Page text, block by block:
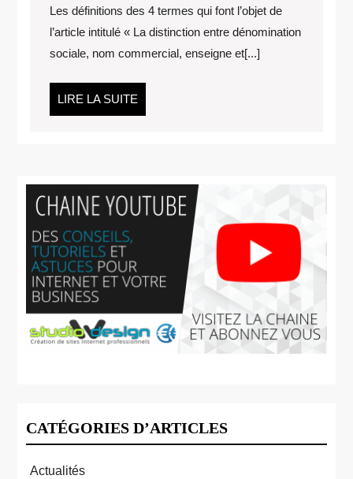
NOM
OU
VOTRE
Les définitions des 4 termes qui font l’objet de
l’article intitulé « La distinction entre dénomination
sociale, nom commercial, enseigne et[...]
LIRE LA SUITE
LA
CATÉGORIES D’ARTICLES
Actualités